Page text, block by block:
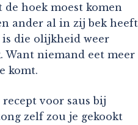
hoek moest komen
ander al in zij bek heeft
is die olijkheid weer
Want niemand eet meer
komt.
voor saus bij
zelf zou je gekookt